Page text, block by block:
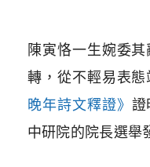
陳寅恪一生婉委
轉，從不輕易表
晚年詩文釋證》 證
中研院的院長選舉